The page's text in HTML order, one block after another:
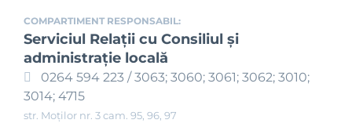
COMPARTIMENT RESPONSABIL:
Serviciul Relaţii cu Consiliul şi
administraţie locală
0264 594 223 / 3063; 3060; 3061; 3062; 3010;
3014; 4715
str. Moților nr. 3 cam. 95, 96, 97